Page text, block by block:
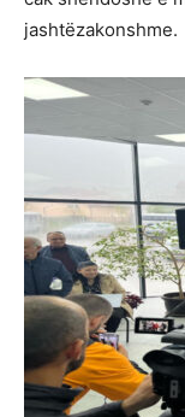
jashtëzakonshme.